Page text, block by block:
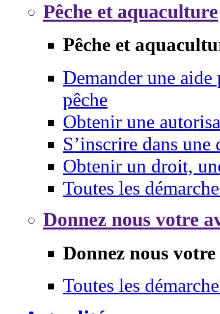
Pêche et aquaculture
Pêche et
Demander une
pêche
Obtenir une
S’inscrire dans une
Obtenir un droit,
Toutes les
Donnez nous votre
Donnez nous
Toutes les